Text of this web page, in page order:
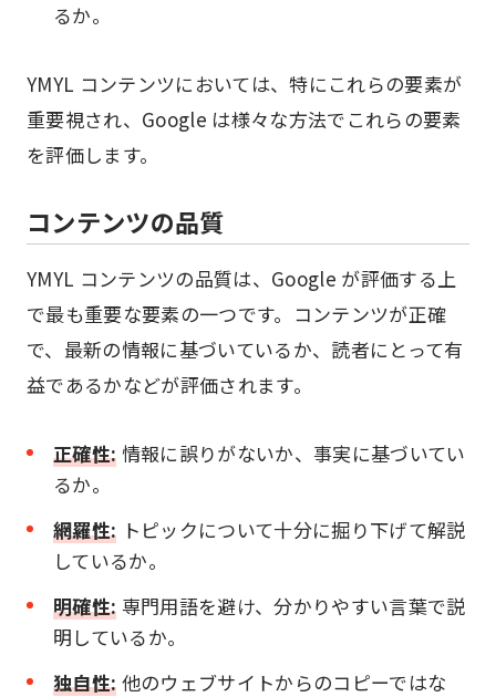
るか。
YMYL コンテンツにおいては、特にこれらの要素が
重要視され、Google は様々な方法でこれらの要素
を評価します。
コンテンツの品質
YMYL コンテンツの品質は、Google が評価する上
で最も重要な要素の一つです。コンテンツが正確
で、最新の情報に基づいているか、読者にとって有
益であるかなどが評価されます。
正確性: 情報に誤りがないか、事実に基づいてい
るか。
網羅性: トピックについて十分に掘り下げて解説
しているか。
明確性: 専門用語を避け、分かりやすい言葉で説
明しているか。
独自性: 他のウェブサイトからのコピーではな